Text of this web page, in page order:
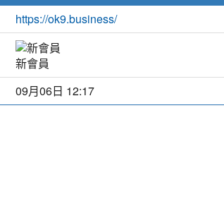
https://ok9.business/
新會員
09月06日 12:17